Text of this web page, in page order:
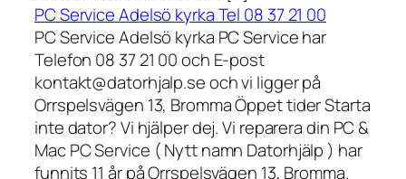
PC Service Adelsö kyrka Tel 08 37 21 00
PC Service Adelsö kyrka PC Service har
Telefon 08 37 21 00 och E-post
kontakt@datorhjalp.se och vi ligger på
Orrspelsvägen 13, Bromma Öppet tider Starta
inte dator? Vi hjälper dej. Vi reparera din PC &
Mac PC Service ( Nytt namn Datorhjälp ) har
funnits 11 år på Orrspelsvägen 13, Bromma.